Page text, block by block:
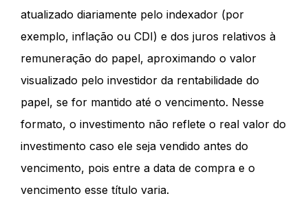
atualizado diariamente pelo indexador (por
exemplo, inflação ou CDI) e dos juros relativos à
remuneração do papel, aproximando o valor
visualizado pelo investidor da rentabilidade do
papel, se for mantido até o vencimento. Nesse
formato, o investimento não reflete o real valor do
investimento caso ele seja vendido antes do
vencimento, pois entre a data de compra e o
vencimento esse título varia.